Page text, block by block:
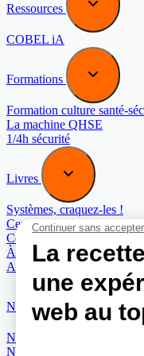
Ressources
COBEL iA
Formations
Formation culture santé-
La machine QHSE
1/4h sécurité
Livres
Systèmes, craquez-les !
Cerveaux, craquez-les !
Contre Mesure (au manuel
À l’origine de vos talents
Au-delà des apparences
Normes
Norme COBEL 40442 :
Norme COBEL 40443 :